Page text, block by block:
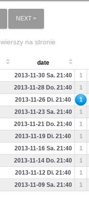
NEXT >
wierszy na stronie
date
2013-11-30 Sa. 21:40 1
2013-11-28 Do. 21:40 1
2013-11-26 Di. 21:40 1
2013-11-23 Sa. 21:40 1
2013-11-21 Do. 21:40 1
2013-11-19 Di. 21:40 1
2013-11-16 Sa. 21:40 1
2013-11-14 Do. 21:40 1
2013-11-12 Di. 21:40 1
2013-11-09 Sa. 21:40 1